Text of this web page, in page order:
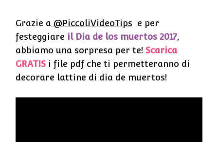
Grazie a @PiccoliVideoTips e per
festeggiare il Dia de los muertos 2017,
abbiamo una sorpresa per te! Scarica
GRATIS i file pdf che ti permetteranno di
decorare lattine di dia de muertos!